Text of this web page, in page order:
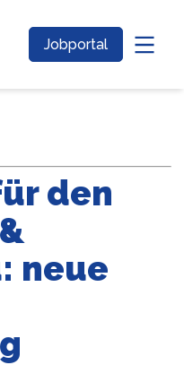
Jobportal
den
neue